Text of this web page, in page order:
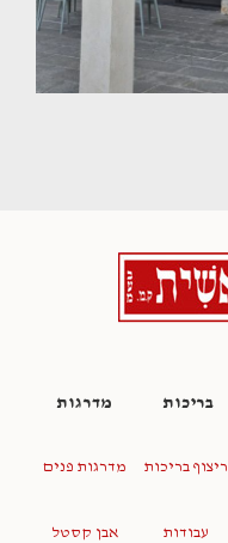
בריכות מדרגות
ריצוף בריכות מדרגות פנים
עבודות
אבן קסטל